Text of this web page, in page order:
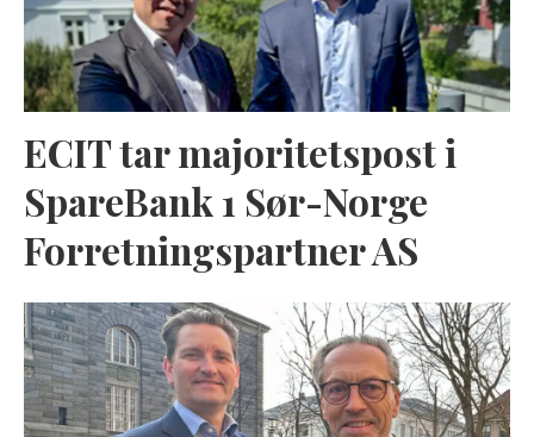
ECIT tar majoritetspost i
SpareBank 1 Sør-Norge
Forretningspartner AS